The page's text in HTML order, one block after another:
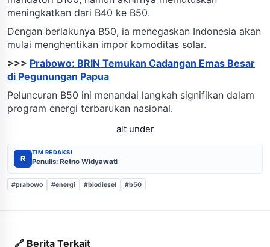
meningkatkan dari B40 ke B50.
Dengan berlakunya B50, ia menegaskan Indonesia akan
mulai menghentikan impor komoditas solar.
>>> Prabowo: BRIN Temukan Cadangan Emas Besar
di Pegunungan Papua
Peluncuran B50 ini menandai langkah signifikan dalam
program energi terbarukan nasional.
alt under
R
TIM REDAKSI
Penulis: Retno Widyawati
#prabowo #energi #biodiesel #b50
🔗 Berita Terkait